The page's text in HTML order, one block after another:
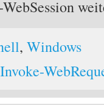
,Windows
Invoke-